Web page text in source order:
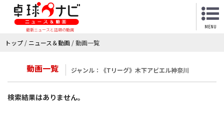
最新ニュースと話題の動画
MENU
トップ / ニュース＆動画 /動画一覧
動画一覧 ジャンル：《Tリーグ》木下アビエル神奈川
検索結果はありません。